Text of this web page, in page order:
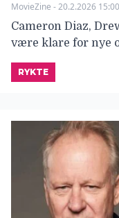
MovieZine - 20.2.2026 15:00
Cameron Diaz,
være klare for nye
RYKTE